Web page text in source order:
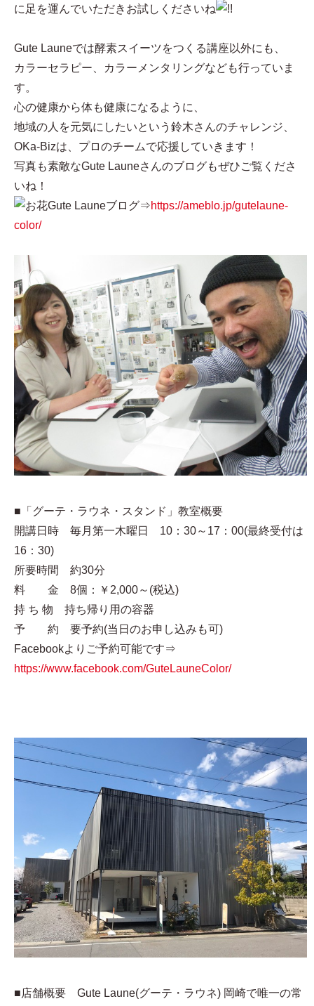
に足を運んでいただきお試しくださいね
Gute Launeでは酵素スイーツをつくる講座以外にも、
カラーセラピー、カラーメンタリングなども行っていま
す。
心の健康から体も健康になるように、
地域の人を元気にしたいという鈴木さんのチャレンジ、
OKa-Bizは、プロのチームで応援していきます！
写真も素敵なGute Launeさんのブログもぜひご覧くださ
いね！
Gute Launeブログ⇒https://ameblo.jp/gutelaune-
color/
■「グーテ・ラウネ・スタンド」教室概要
開講日時 毎月第一木曜日 10：30～17：00(最終受付は
16：30)
所要時間 約30分
料 金 8個：￥2,000～(税込)
持 ち 物 持ち帰り用の容器
予 約 要予約(当日のお申し込みも可)
Facebookよりご予約可能です⇒
https://www.facebook.com/GuteLauneColor/
■店舗概要 Gute Laune(グーテ・ラウネ) 岡崎で唯⼀の常